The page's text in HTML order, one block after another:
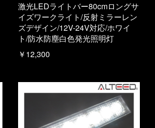
激光LEDライトバー80cmロングサ
イズワークライト/反射ミラーレン
ズデザイン/12V-24V対応/ホワイ
ト/防水防塵白色発光照明灯
￥12,300